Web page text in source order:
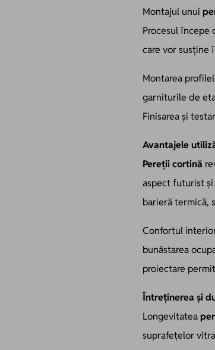
Montajul unui
Procesul începe
care vor susține
Montarea
garniturile de
Finisarea și
Avantajele
Pereții cortină
aspect futurist
barieră termică,
Confortul
bunăstarea
proiectare
Întreținerea și
Longevitatea
suprafețelor